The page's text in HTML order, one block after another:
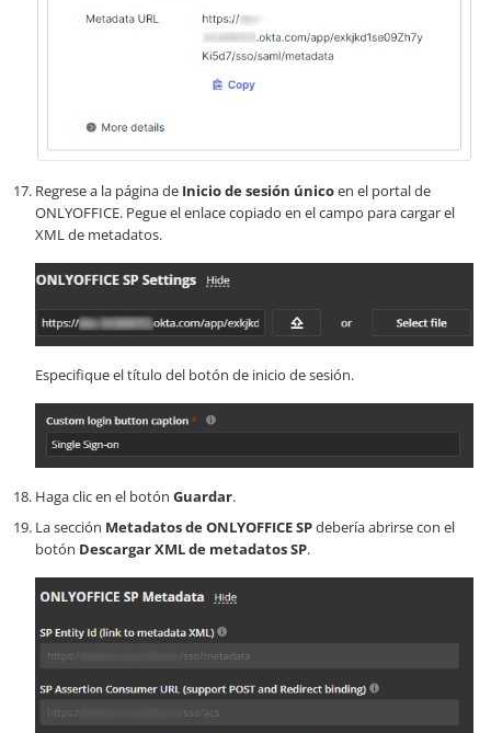
Regrese a la página de Inicio de sesión únicoen el portal de
ONLYOFFICE. Pegue el enlace copiado en el campo para cargar el
XML de metadatos.
Especifique el título del botón de inicio de sesión.
Haga clic en el botón Guardar.
La sección Metadatos de ONLYOFFICE SPdebería abrirse con el
botón Descargar XML de metadatos SP.